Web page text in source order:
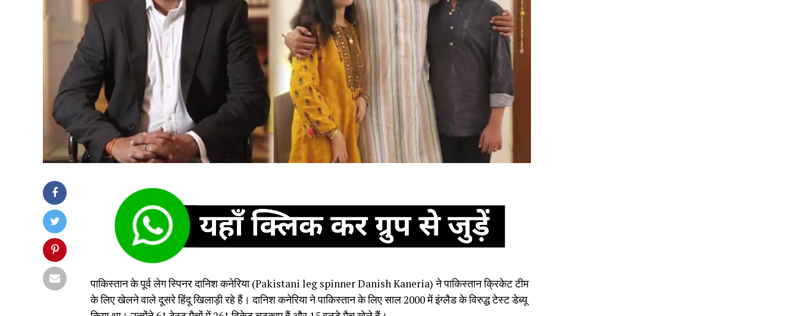
पाकिस्तान के पूर्व लेग स्पिनर दानिश कनेरिया (Pakistani leg spinner Danish Kaneria) ने पाकिस्तान क्रिकेट टीम
के लिए खेलने वाले दूसरे हिंदू खिलाड़ी रहे हैं। दानिश कनेरिया ने पाकिस्तान के लिए साल 2000 में इंग्लैड के विरुद्ध टेस्ट डेब्यू